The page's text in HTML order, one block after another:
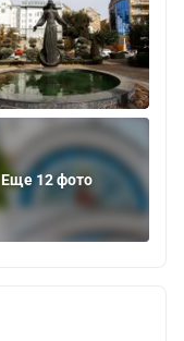
Еще 12 фото